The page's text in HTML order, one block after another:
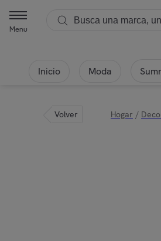
Menu
Inicio Moda
Volver Hogar /